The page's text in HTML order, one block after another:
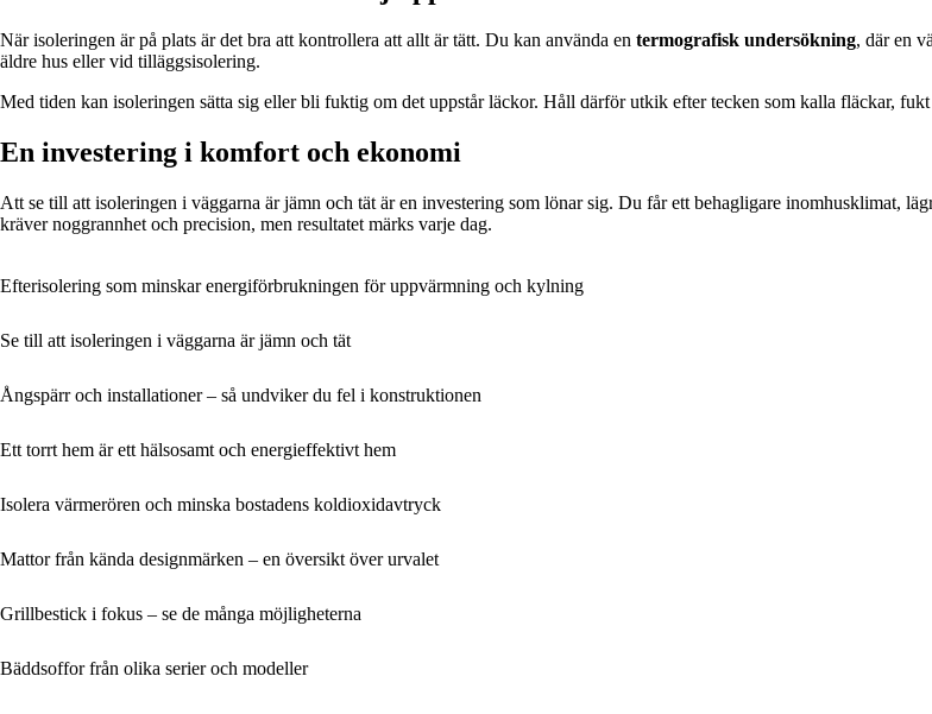
När isoleringen är på plats är det bra att kontrollera att allt är tätt. Du kan använda en termografisk undersökning, där en
äldre hus eller vid tilläggsisolering.
Med tiden kan isoleringen sätta sig eller bli fuktig om det uppstår läckor. Håll därför utkik efter tecken som kalla fläckar,
En investering i komfort och ekonomi
Att se till att isoleringen i väggarna är jämn och tät är en investering som lönar sig. Du får ett behagligare inomhusklimat,
kräver noggrannhet och precision, men resultatet märks varje dag.
Efterisolering som minskar energiförbrukningen för uppvärmning och kylning
Se till att isoleringen i väggarna är jämn och tät
Ångspärr och installationer – så undviker du fel i konstruktionen
Ett torrt hem är ett hälsosamt och energieffektivt hem
Isolera värmerören och minska bostadens koldioxidavtryck
Mattor från kända designmärken – en översikt över urvalet
Grillbestick i fokus – se de många möjligheterna
Bäddsoffor från olika serier och modeller